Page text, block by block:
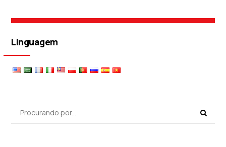
Linguagem